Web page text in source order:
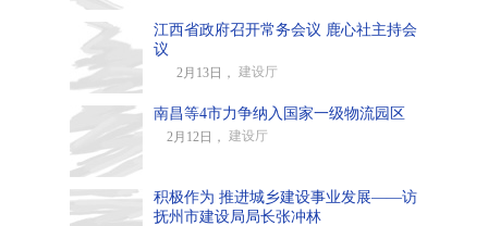
江西省政府召开常务会议 鹿心社主持会
议
2月13日， 建设厅
南昌等4市力争纳入国家一级物流园区
2月12日， 建设厅
积极作为 推进城乡建设事业发展——访
抚州市建设局局长张冲林